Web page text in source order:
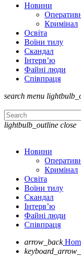
Новини
Кримінал
Освіта
Воїни тилу
Скандал
Інтерв’ю
Файні люди
Співпраця
search menu
lightbulb_outline close
Новини
Кримінал
Освіта
Воїни тилу
Скандал
Інтерв’ю
Файні люди
Співпраця
arrow_back